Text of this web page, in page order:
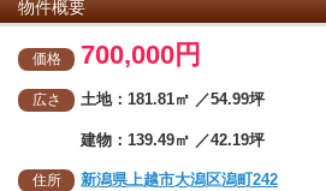
物件概要
価格 700,000円
広さ 土地：181.81㎡ ／54.99坪
建物：139.49㎡ ／42.19坪
住所 新潟県上越市大潟区潟町242